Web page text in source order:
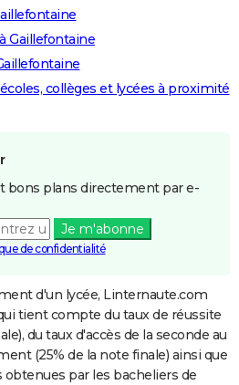
Gaillefontaine
écoles, collèges et lycées à proximité
bons plans directement par e-
Je m'abonne
de confidentialité
d'un lycée, Linternaute.com
tient compte du taux de réussite
du taux d'accès de la seconde au
(25% de la note finale) ainsi que
par les bacheliers de